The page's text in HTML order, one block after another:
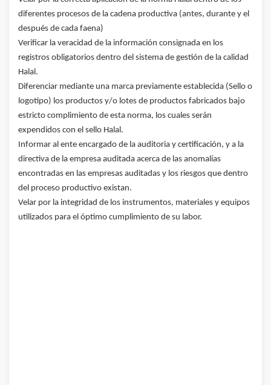
diferentes procesos de la cadena productiva (antes, durante y el
después de cada faena)
Verificar la veracidad de la información consignada en los
registros obligatorios dentro del sistema de gestión de la calidad
Halal.
Diferenciar mediante una marca previamente establecida (Sello o
logotipo) los productos y/o lotes de productos fabricados bajo
estricto complimiento de esta norma, los cuales serán
expendidos con el sello Halal.
Informar al ente encargado de la auditoria y certificación, y a la
directiva de la empresa auditada acerca de las anomalías
encontradas en las empresas auditadas y los riesgos que dentro
del proceso productivo existan.
Velar por la integridad de los instrumentos, materiales y equipos
utilizados para el óptimo cumplimiento de su labor.